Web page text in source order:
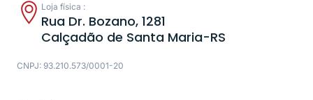
Loja física :
Rua Dr. Bozano, 1281
Calçadão de Santa Maria-RS
CNPJ: 93.210.573/0001-20